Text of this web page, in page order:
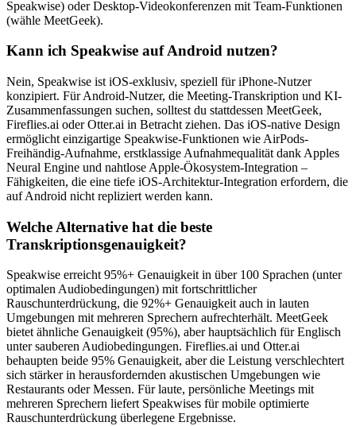
Speakwise) oder Desktop-Videokonferenzen mit Team-Funktionen
(wähle MeetGeek).
Kann ich Speakwise auf Android nutzen?
Nein, Speakwise ist iOS-exklusiv, speziell für iPhone-Nutzer
konzipiert. Für Android-Nutzer, die Meeting-Transkription und KI-
Zusammenfassungen suchen, solltest du stattdessen MeetGeek,
Fireflies.ai oder Otter.ai in Betracht ziehen. Das iOS-native Design
ermöglicht einzigartige Speakwise-Funktionen wie AirPods-
Freihändig-Aufnahme, erstklassige Aufnahmequalität dank Apples
Neural Engine und nahtlose Apple-Ökosystem-Integration –
Fähigkeiten, die eine tiefe iOS-Architektur-Integration erfordern, die
auf Android nicht repliziert werden kann.
Welche Alternative hat die beste
Transkriptionsgenauigkeit?
Speakwise erreicht 95%+ Genauigkeit in über 100 Sprachen (unter
optimalen Audiobedingungen) mit fortschrittlicher
Rauschunterdrückung, die 92%+ Genauigkeit auch in lauten
Umgebungen mit mehreren Sprechern aufrechterhält. MeetGeek
bietet ähnliche Genauigkeit (95%), aber hauptsächlich für Englisch
unter sauberen Audiobedingungen. Fireflies.ai und Otter.ai
behaupten beide 95% Genauigkeit, aber die Leistung verschlechtert
sich stärker in herausfordernden akustischen Umgebungen wie
Restaurants oder Messen. Für laute, persönliche Meetings mit
mehreren Sprechern liefert Speakwises für mobile optimierte
Rauschunterdrückung überlegene Ergebnisse.